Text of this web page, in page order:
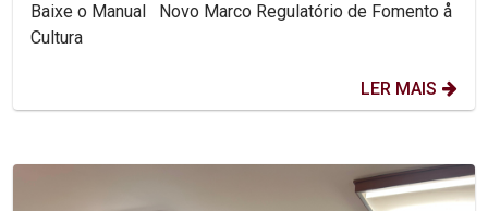
Baixe o Manual Novo Marco Regulatório de Fomento å
Cultura
LER MAIS